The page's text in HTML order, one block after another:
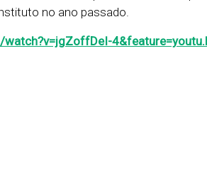
no ano passado.